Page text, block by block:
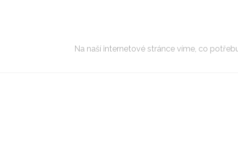
Na naší internetové stránce víme, co